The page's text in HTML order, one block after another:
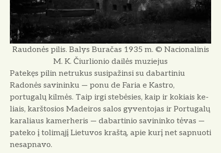
Raudonės pilis. Balys Buračas 1935 m. © Nacionalinis
M. K. Čiurlionio dailės muziejus
Patekęs pilin netrukus susipažinsi su dabartiniu
Radonės savininku — po­nu de Faria e Kastro,
portugalų kilmės. Taip irgi stebėsies, kaip ir kokiais ke­
liais, karštosios Madeiros salos gyvento­jas ir Portugalų
karaliaus kamerheris — dabartinio savininko tėvas —
pateko į tolimąjį Lietuvos kraštą, apie kurį net sapnuoti
nesapnavo.